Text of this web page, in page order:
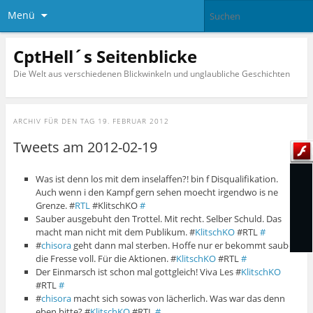
Menü
CptHell´s Seitenblicke
Die Welt aus verschiedenen Blickwinkeln und unglaubliche Geschichten
ARCHIV FÜR DEN TAG 19. FEBRUAR 2012
Tweets am 2012-02-19
Was ist denn los mit dem inselaffen?! bin f Disqualifikation.
Auch wenn i den Kampf gern sehen moecht irgendwo is ne
Grenze. #RTL#KlitschKO#
Sauber ausgebuht den Trottel. Mit recht. Selber Schuld. Das
macht man nicht mit dem Publikum. #KlitschKO#RTL#
#chisora geht dann mal sterben. Hoffe nur er bekommt sauber
die Fresse voll. Für die Aktionen. #KlitschKO#RTL#
Der Einmarsch ist schon mal gottgleich! Viva Les #KlitschKO
#RTL#
#chisora macht sich sowas von lächerlich. Was war das denn